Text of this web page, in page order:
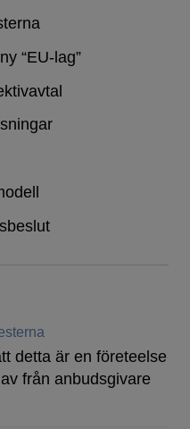
“EU-lag”
detta är en företeelse
från anbudsgivare